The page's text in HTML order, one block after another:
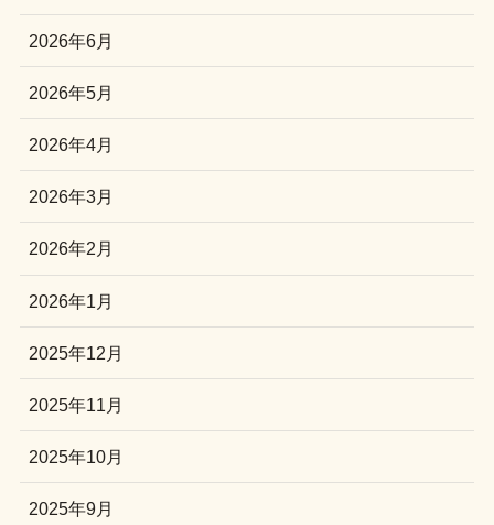
2026年6月
2026年5月
2026年4月
2026年3月
2026年2月
2026年1月
2025年12月
2025年11月
2025年10月
2025年9月